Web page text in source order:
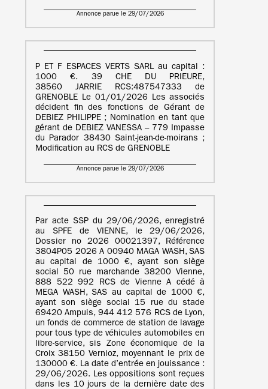
Annonce parue le 29/07/2026
P ET F ESPACES VERTS SARL au capital :
1000 €. 39 CHE DU PRIEURE,
38560 JARRIE RCS:487547333 de
GRENOBLE Le 01/01/2026 Les associés
décident fin des fonctions de Gérant de
DEBIEZ PHILIPPE ; Nomination en tant que
gérant de DEBIEZ VANESSA – 779 Impasse
du Parador 38430 Saint-jean-de-moirans ;
Modification au RCS de GRENOBLE
Annonce parue le 29/07/2026
Par acte SSP du 29/06/2026, enregistré
au SPFE de VIENNE, le 29/06/2026,
Dossier no 2026 00021397, Référence
3804P05 2026 A 00940 MAGA WASH, SAS
au capital de 1000 €, ayant son siège
social 50 rue marchande 38200 Vienne,
888 522 992 RCS de Vienne A cédé à
MEGA WASH, SAS au capital de 1000 €,
ayant son siège social 15 rue du stade
69420 Ampuis, 944 412 576 RCS de Lyon,
un fonds de commerce de station de lavage
pour tous type de véhicules automobiles en
libre-service, sis Zone économique de la
Croix 38150 Vernioz, moyennant le prix de
130000 €. La date d’entrée en jouissance :
29/06/2026. Les oppositions sont reçues
dans les 10 jours de la dernière date des